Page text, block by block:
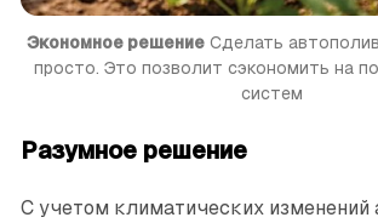
Экономное решение Сделать
просто. Это позволит сэкономить на
систем
Разумное решение
С учетом климатических изменений